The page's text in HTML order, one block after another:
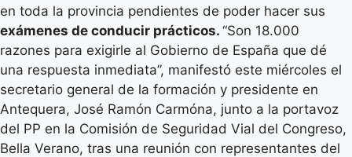
en toda la provincia pendientes de poder hacer sus
exámenes de conducir prácticos. “Son 18.000
razones para exigirle al Gobierno de España que dé
una respuesta inmediata”, manifestó este miércoles el
secretario general de la formación y presidente en
Antequera, José Ramón Carmóna, junto a la portavoz
del PP en la Comisión de Seguridad Vial del Congreso,
Bella Verano, tras una reunión con representantes del